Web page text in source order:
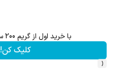
با خرید اول از گریم 200 سوت هدیه بگیر
کلیک کن!
‹